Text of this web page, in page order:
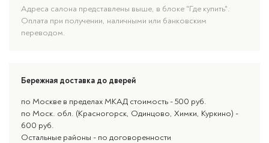
Адреса салона представлены выше, в блоке "Где купить".
Оплата при получении, наличными или банковским
переводом.
Бережная доставка до дверей
по Москве в пределах МКАД стоимость - 500 руб.
по Моск. обл. (Красногорск, Одинцово, Химки, Куркино) -
600 руб.
Остальные районы - по договоренности